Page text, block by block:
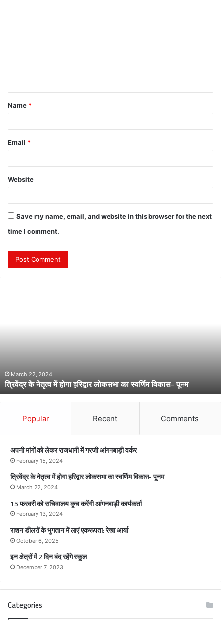
t
*
Name *
Email *
Website
Save my name, email, and website in this browser for the next
time I comment.
गा
ह
रि
लो
म
March 22, 2024
त्रिवेंद्र के नेतृत्व में होगा हरिद्वार लोकसभा का स्वर्णिम विकास- पूनम
Popular Recent Comments
अपनी मांगों को लेकर राजधानी में गरजी आंगनबाड़ी वर्कर
February 15, 2024
त्रिवेंद्र के नेतृत्व में होगा हरिद्वार लोकसभा का स्वर्णिम विकास- पूनम
March 22, 2024
15 फरवरी को सचिवालय कूच करेंगी आंगनवाड़ी कार्यकर्ता
February 13, 2024
राशन डीलरों के भुगतान में लाएं एकरूपता: रेखा आर्या
October 6, 2025
इन क्षेत्रों में 2 दिन बंद रहेंगे स्कूल
December 7, 2023
Categories